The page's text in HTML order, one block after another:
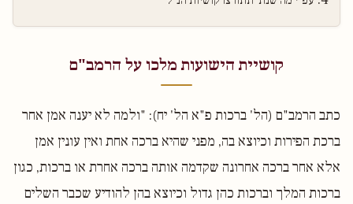
קושיית הישועות מלכו על הרמב"ם
כתב הרמב"ם (הל' ברכות פ"א הל' יח): "ולמה לא יענה אמן אחר
ברכת הפירות וכיוצא בה, מפני שהיא ברכה אחת ואין עונין אמן
אלא אחר ברכה אחרונה שקדמה אותה ברכה אחרת או ברכות, כגון
ברכות המלך וברכות כהן גדול וכיוצא בהן להודיע שכבר השלים